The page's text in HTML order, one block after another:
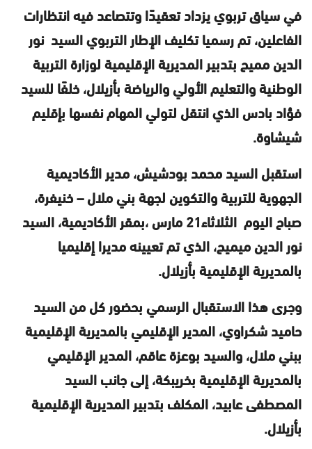
في سياق تربوي يزداد تعقيدًا وتتصاعد فيه انتظارات
الفاعلين، تم رسميا تكليف الإطار التربوي السيد نور
الدين مميح بتدبير المديرية الإقليمية لوزارة التربية
الوطنية والتعليم الأولي والرياضة بأزيلال، خلفًا للسيد
فؤاد بادس الذي انتقل لتولي المهام نفسها بإقليم
شيشاوة.
استقبل السيد محمد بودشيش، مدير الأكاديمية
الجهوية للتربية والتكوين لجهة بني ملال – خنيفرة،
صباح اليوم الثلاثاء21 مارس ،بمقر الأكاديمية، السيد
نور الدين ميميح، الذي تم تعيينه مديرا إقليميا
بالمديرية الإقليمية بأزيلال.
وجرى هذا الاستقبال الرسمي بحضور كل من السيد
حاميد شكراوي، المدير الإقليمي بالمديرية الإقليمية
ببني ملال، والسيد بوعزة عاقم، المدير الإقليمي
بالمديرية الإقليمية بخريبكة، إلى جانب السيد
المصطفى عابيد، المكلف بتدبير المديرية الإقليمية
بأزيلال.